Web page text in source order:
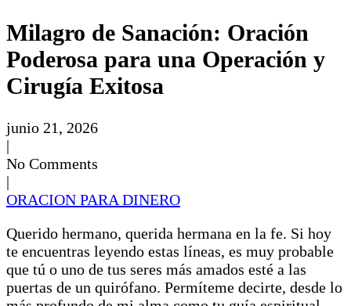
Milagro de Sanación: Oración
Poderosa para una Operación y
Cirugía Exitosa
junio 21, 2026
|
No Comments
|
ORACION PARA DINERO
Querido hermano, querida hermana en la fe. Si hoy
te encuentras leyendo estas líneas, es muy probable
que tú o uno de tus seres más amados esté a las
puertas de un quirófano. Permíteme decirte, desde lo